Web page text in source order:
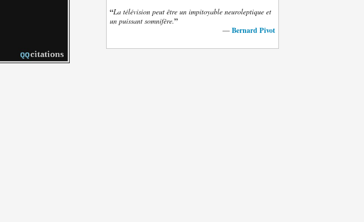
“La télévision peut être un impitoyable neuroleptique et
un puissant somnifère.”
— Bernard Pivot